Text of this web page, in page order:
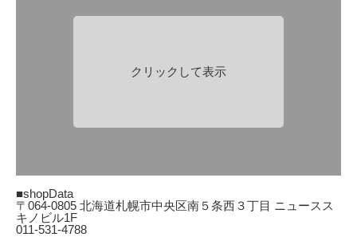
クリックして表示
■shopData
〒064-0805 北海道札幌市中央区南５条西３丁目 ニュースス
キノビル1F
011-531-4788